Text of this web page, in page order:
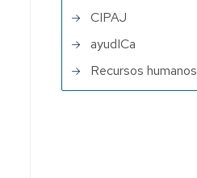
CIPAJ
ayudICa
Recursos humanos